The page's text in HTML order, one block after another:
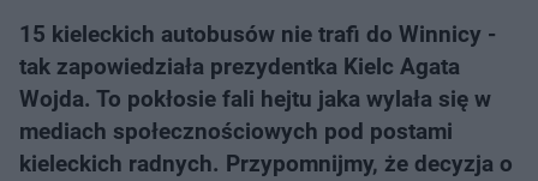
15 kieleckich autobusów nie trafi do Winnicy -
tak zapowiedziała prezydentka Kielc Agata
Wojda. To pokłosie fali hejtu jaka wylała się w
mediach społecznościowych pod postami
kieleckich radnych. Przypomnijmy, że decyzja o